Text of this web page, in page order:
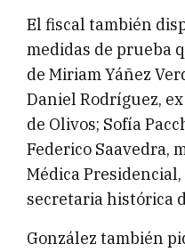
El fiscal también
medidas de prueba
de Miriam Yáñez
Daniel Rodríguez,
de Olivos; Sofía
Federico Saavedra,
Médica
secretaria histórica
González también